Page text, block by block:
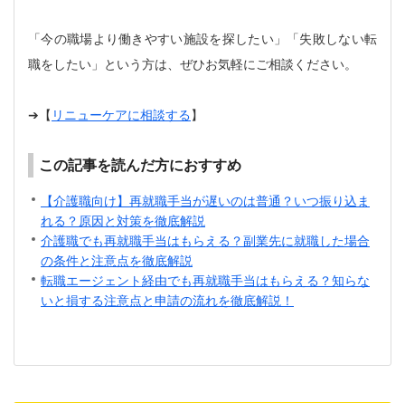
「今の職場より働きやすい施設を探したい」「失敗しない転
職をしたい」という方は、ぜひお気軽にご相談ください。
➔【 リニューケアに相談する】
この記事を読んだ方におすすめ
【介護職向け】再就職手当が遅いのは普通？いつ振り込ま
れる？原因と対策を徹底解説
介護職でも再就職手当はもらえる？副業先に就職した場合
の条件と注意点を徹底解説
転職エージェント経由でも再就職手当はもらえる？知らな
いと損する注意点と申請の流れを徹底解説！